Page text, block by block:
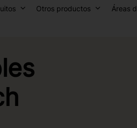
Otros productos Áreas